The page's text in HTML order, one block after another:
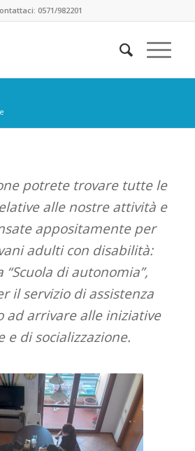
0571/982201
potrete trovare tutte le
alle nostre attività e
appositamente per
adulti con disabilità:
di autonomia”,
il servizio di assistenza
ad arrivare alle iniziative
e di socializzazione.